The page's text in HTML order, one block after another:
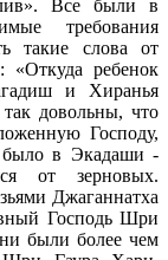
Все были в
требования
такие слова от
«Откуда ребенок
и Хиранья
довольны, что
Господу,
было в Экадаши -
от зерновых.
Джаганнатха
Господь Шри
были более чем